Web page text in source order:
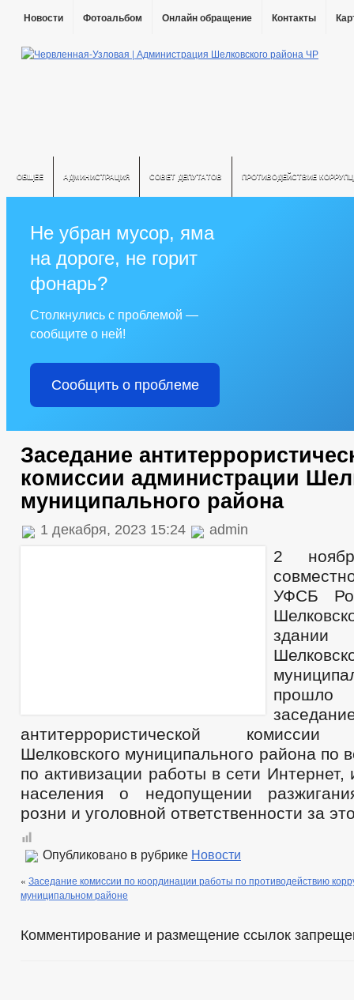
Новости Фотоальбом Онлайн обращение Контакты
ОБЩЕЕ АДМИНИСТРАЦИЯ СОВЕТ ДЕПУТАТОВ ПРОТИВОДЕЙСТВИЕ
Не убран мусор, яма
на дороге, не горит
фонарь?
Столкнулись с проблемой —
сообщите о ней!
Сообщить о проблеме
Заседание
комиссии администрации
муниципального района
1 декабря, 2023 15:24 admin
2
УФСБ
здании
прошло
антитеррористической комиссии
Шелковского муниципального района по
по активизации работы в сети
населения о недопущении
розни и уголовной ответственности за
Опубликовано в рубрике Новости
« Заседание комиссии по координации работы по противодействию
муниципальном районе
Комментирование и размещение ссылок